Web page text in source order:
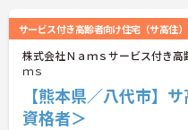
サービス付き高齢者向け住宅（サ高住）
株式会社Ｎａｍｓサービス付き
ｍｓ
【熊本県／八代市】
資格者＞